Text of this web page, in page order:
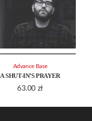
A SHUT-IN’S PRAYER
63.00 zł
Advance Base